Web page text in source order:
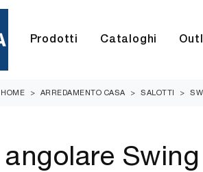
Prodotti Cataloghi
HOME > ARREDAMENTO CASA > SALOTTI >